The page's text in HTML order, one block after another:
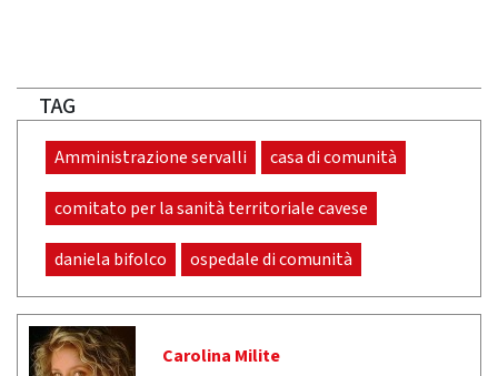
TAG
Amministrazione servalli casa di comunità
comitato per la sanità territoriale cavese
daniela bifolco ospedale di comunità
Carolina Milite